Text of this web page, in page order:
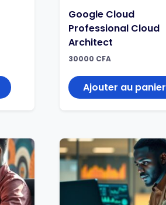
Google Cloud
Professional Cloud
Architect
30000 CFA
Ajouter au panier